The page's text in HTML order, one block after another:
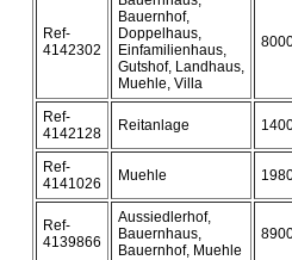
Ref-
4142302
Bauernhof,
Doppelhaus,
Einfamilienhaus,
Gutshof, Landhaus,
Muehle, Villa
Ref-
4142128
Reitanlage
Ref-
4141026
Muehle
Ref-
4139866
Aussiedlerhof,
Bauernhaus,
Bauernhof, Muehle